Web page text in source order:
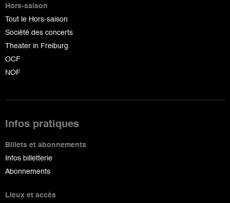
Hors-saison
Tout le Hors-saison
Société des concerts
Theater in Freiburg
OCF
NOF
Infos pratiques
Billets et abonnements
Infos billetterie
Abonnements
Lieux et accès